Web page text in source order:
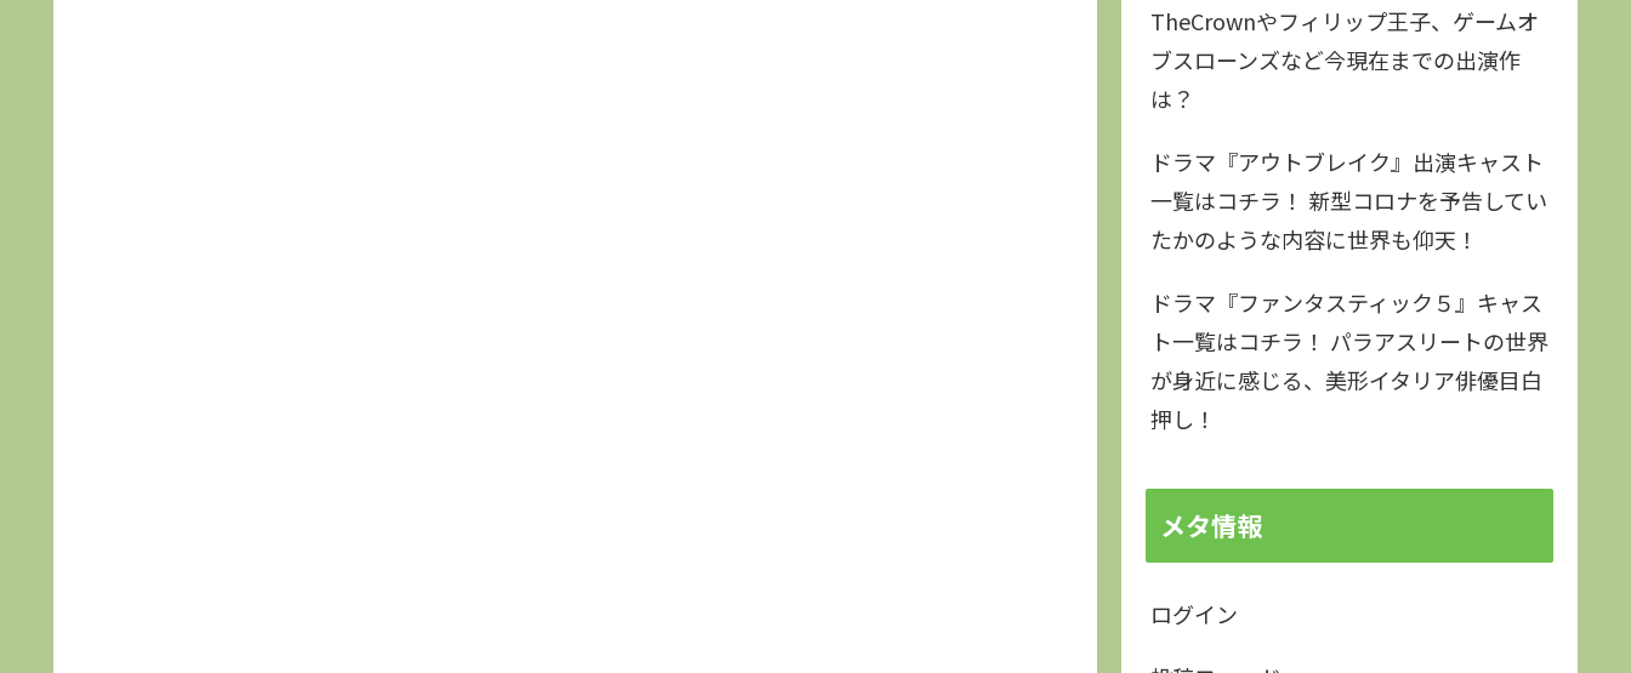
TheCrownやフィリップ王子、ゲームオ
ブスローンズなど今現在までの出演作
は？
ドラマ『アウトブレイク』出演キャスト
一覧はコチラ！ 新型コロナを予告してい
たかのような内容に世界も仰天！
ドラマ『ファンタスティック５』キャス
ト一覧はコチラ！ パラアスリートの世界
が身近に感じる、美形イタリア俳優目白
押し！
メタ情報
ログイン